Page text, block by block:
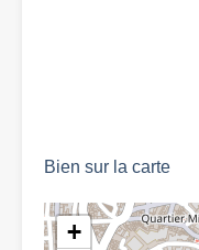
Bien sur la carte
+